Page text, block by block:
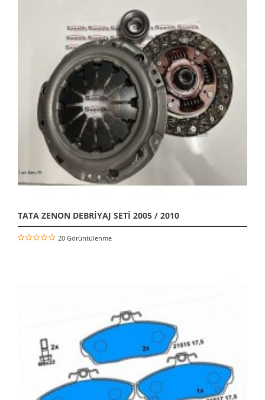
TATA ZENON DEBRİYAJ SETİ 2005 / 2010
20 Görüntülenme